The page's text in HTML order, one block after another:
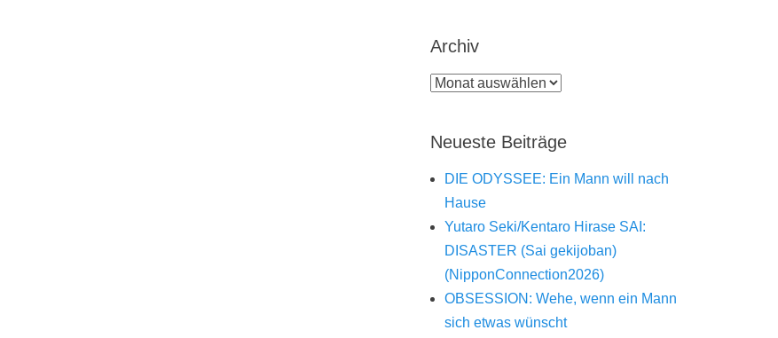
Archiv
Archiv
Neueste Beiträge
DIE ODYSSEE: Ein Mann will nach
Hause
Yutaro Seki/Kentaro Hirase SAI:
DISASTER (Sai gekijoban)
(NipponConnection2026)
OBSESSION: Wehe, wenn ein Mann
sich etwas wünscht